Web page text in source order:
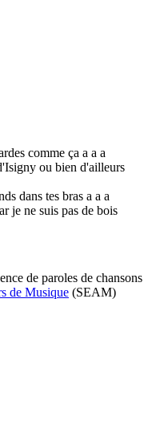
comme ça a a a
ou bien d'ailleurs
dans tes bras a a a
je ne suis pas de bois
de paroles de chansons
de Musique (SEAM)